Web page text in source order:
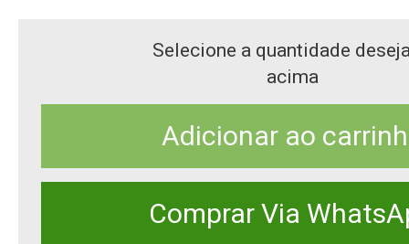
Selecione a quantidade
acima
Adicionar ao
Comprar Via